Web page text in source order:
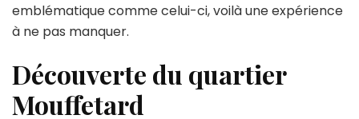
emblématique comme celui-ci, voilà une expérience
à ne pas manquer.
Découverte du quartier
Mouffetard